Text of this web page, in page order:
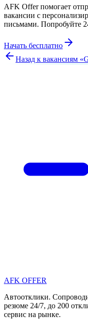
AFK Offer помогает
вакансии с
письмами. Попробуйте
Начать бесплатно
Назад к вакансиям «
AFK OFFER
Автоотклики.
резюме 24/7, до 200
сервис на рынке.